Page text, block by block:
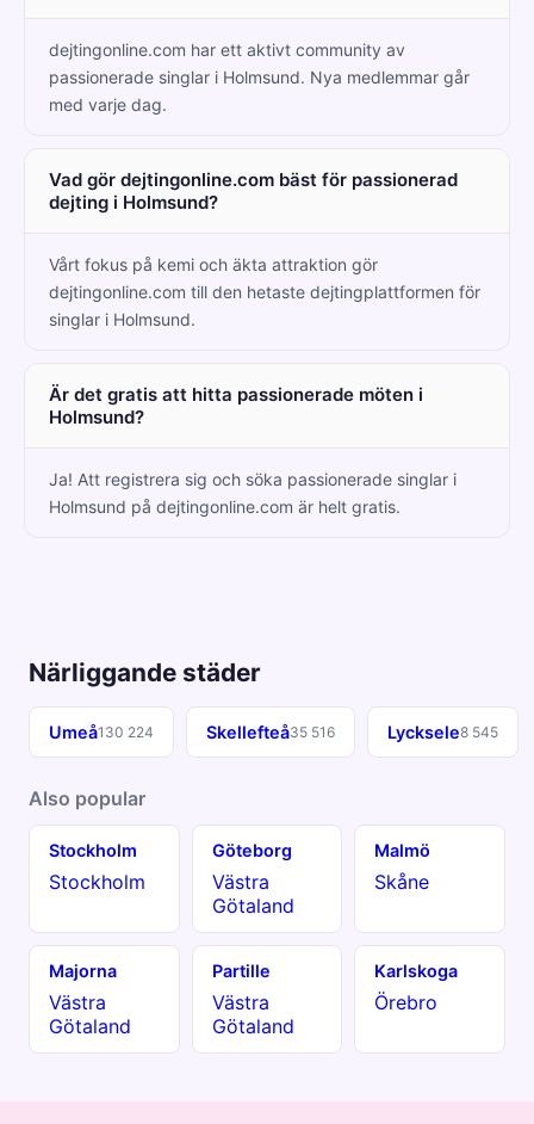
dejtingonline.com har ett aktivt community av
passionerade singlar i Holmsund. Nya medlemmar går
med varje dag.
Vad gör dejtingonline.com bäst för passionerad
dejting i Holmsund?
Vårt fokus på kemi och äkta attraktion gör
dejtingonline.com till den hetaste dejtingplattformen för
singlar i Holmsund.
Är det gratis att hitta passionerade möten i
Holmsund?
Ja! Att registrera sig och söka passionerade singlar i
Holmsund på dejtingonline.com är helt gratis.
Närliggande städer
Umeå130 224 Skellefteå35 516 Lycksele8 545
Also popular
Stockholm
Stockholm
Göteborg
Västra
Götaland
Malmö
Skåne
Majorna
Västra
Götaland
Partille
Västra
Götaland
Karlskoga
Örebro